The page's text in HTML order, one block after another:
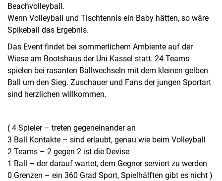
Beachvolleyball.
Wenn Volleyball und Tischtennis ein Baby hätten, so wäre
Spikeball das Ergebnis.
Das Event findet bei sommerlichem Ambiente auf der
Wiese am Bootshaus der Uni Kassel statt. 24 Teams
spielen bei rasanten Ballwechseln mit dem kleinen gelben
Ball um den Sieg. Zuschauer und Fans der jungen Sportart
sind herzlichen willkommen.
( 4 Spieler – treten gegeneinander an
3 Ball Kontakte – sind erlaubt, genau wie beim Volleyball
2 Teams – 2 gegen 2 ist die Devise
1 Ball – der darauf wartet, dem Gegner serviert zu werden
0 Grenzen – ein 360 Grad Sport, Spielhälften gibt es nicht )